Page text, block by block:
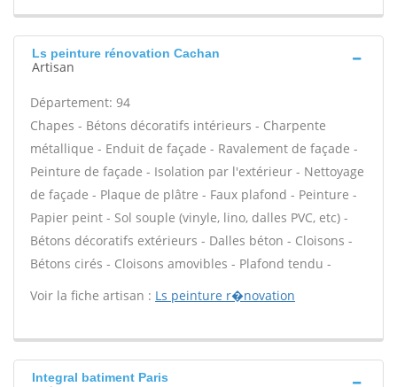
Ls peinture rénovation Cachan
Artisan
Département: 94
Chapes - Bétons décoratifs intérieurs - Charpente
métallique - Enduit de façade - Ravalement de façade -
Peinture de façade - Isolation par l'extérieur - Nettoyage
de façade - Plaque de plâtre - Faux plafond - Peinture -
Papier peint - Sol souple (vinyle, lino, dalles PVC, etc) -
Bétons décoratifs extérieurs - Dalles béton - Cloisons -
Bétons cirés - Cloisons amovibles - Plafond tendu -
Voir la fiche artisan : Ls peinture r�novation
Integral batiment Paris